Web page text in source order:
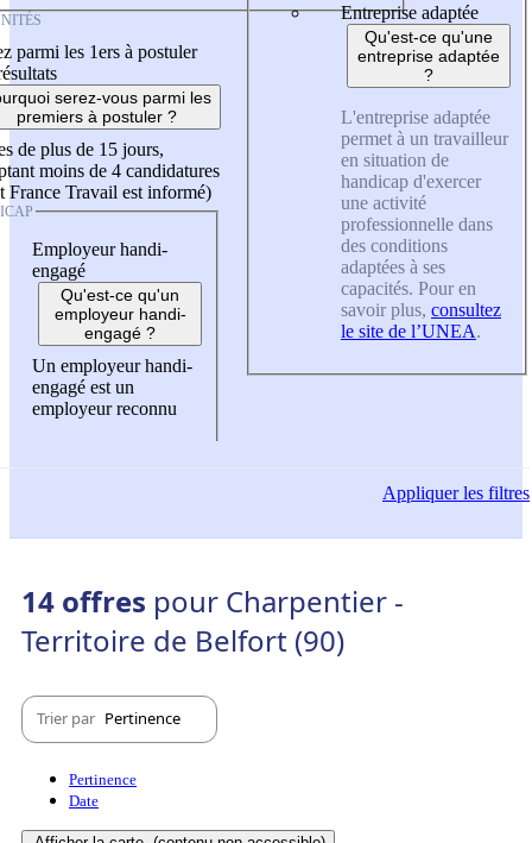
parmi les 1ers à postuler
serez-vous parmi les
premiers à postuler ?
de plus de 15 jours,
moins de 4 candidatures
France Travail est informé)
Employeur handi-
engagé
Qu'est-ce qu'un
employeur handi-
engagé ?
Un employeur handi-
engagé est un
employeur reconnu
Entreprise adaptée
Qu'est-ce qu'une
entreprise adaptée
?
L'entreprise adaptée
permet à un travailleur
en situation de
handicap d'exercer
une activité
professionnelle dans
des conditions
adaptées à ses
capacités. Pour en
savoir plus, consultez
le site de l’UNEA.
Appliquerles filtres
14 offres pour Charpentier -
Territoire de Belfort (90)
Trier par Pertinence
Pertinence
Date